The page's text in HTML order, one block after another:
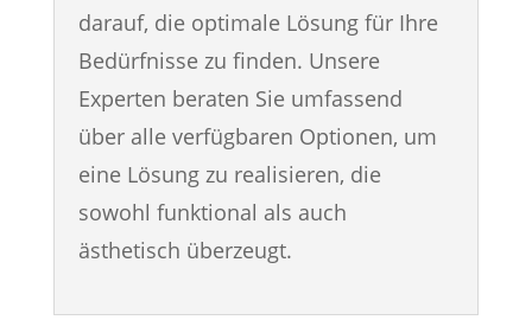
darauf, die optimale Lösung für Ihre
Bedürfnisse zu finden. Unsere
Experten beraten Sie umfassend
über alle verfügbaren Optionen, um
eine Lösung zu realisieren, die
sowohl funktional als auch
ästhetisch überzeugt.